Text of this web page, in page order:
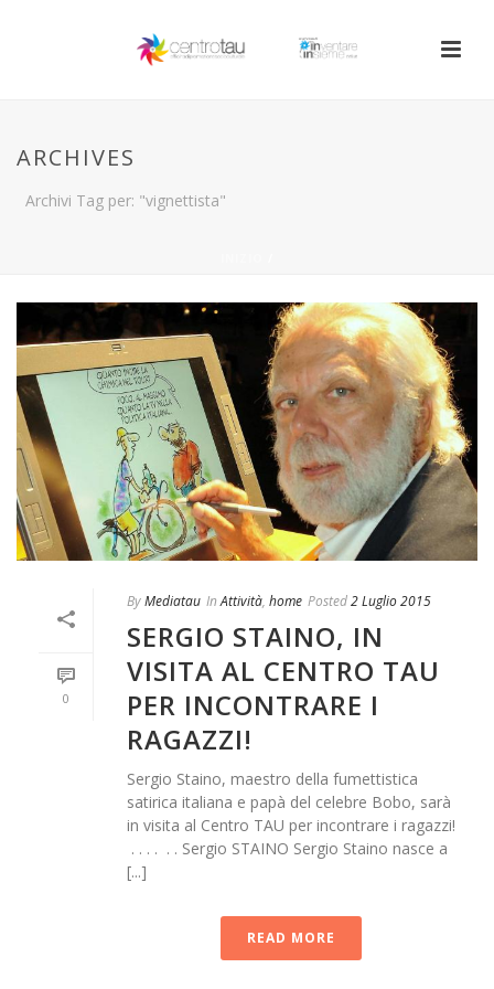
ARCHIVES
Archivi Tag per: "vignettista"
0
ByMediatau In Attività, home Posted2 Luglio 2015
SERGIO STAINO, IN
VISITA AL CENTRO TAU
PER INCONTRARE I
RAGAZZI!
Sergio Staino, maestro della fumettistica
satirica italiana e papà del celebre Bobo, sarà
in visita al Centro TAU per incontrare i ragazzi!
. . . . . . Sergio STAINO Sergio Staino nasce a
[...]
READ MORE